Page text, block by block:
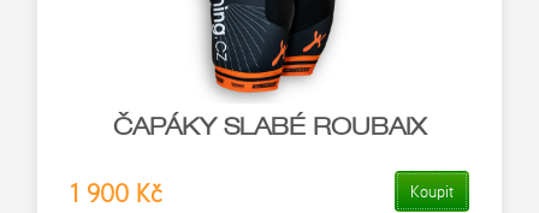
ČAPÁKY SLABÉ ROUBAIX
1 900 Kč Koupit